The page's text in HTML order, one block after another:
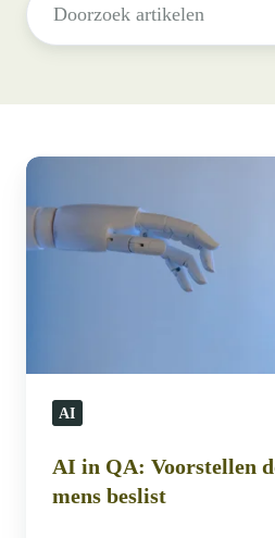
AI
in
QA:
beslist
AI
AI in QA: Voorstellen
mens beslist